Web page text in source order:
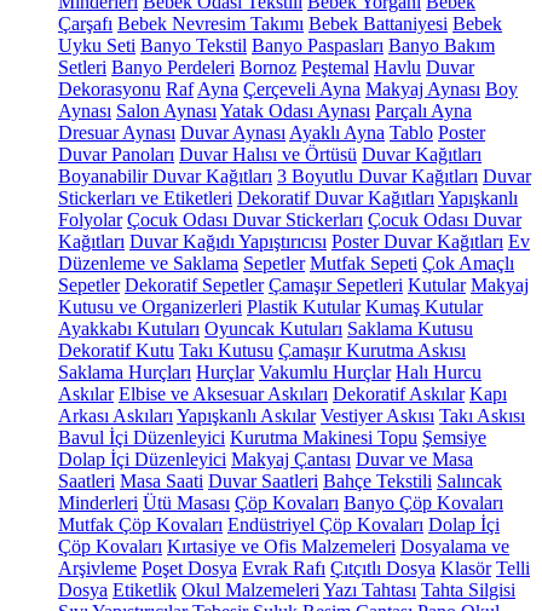
Çarşafı Bebek Nevresim Takımı Bebek Battaniyesi Bebek
Uyku Seti Banyo Tekstil Banyo Paspasları Banyo Bakım
Setleri Banyo Perdeleri Bornoz Peştemal Havlu Duvar
Dekorasyonu Raf Ayna Çerçeveli Ayna Makyaj Aynası Boy
Aynası Salon Aynası Yatak Odası Aynası Parçalı Ayna
Dresuar Aynası Duvar Aynası Ayaklı Ayna Tablo Poster
Duvar Panoları Duvar Halısı ve Örtüsü Duvar Kağıtları
Boyanabilir Duvar Kağıtları 3 Boyutlu Duvar Kağıtları Duvar
Stickerları ve Etiketleri Dekoratif Duvar Kağıtları Yapışkanlı
Folyolar Çocuk Odası Duvar Stickerları Çocuk Odası Duvar
Kağıtları Duvar Kağıdı Yapıştırıcısı Poster Duvar Kağıtları Ev
Düzenleme ve Saklama Sepetler Mutfak Sepeti Çok Amaçlı
Sepetler Dekoratif Sepetler Çamaşır Sepetleri Kutular Makyaj
Kutusu ve Organizerleri Plastik Kutular Kumaş Kutular
Ayakkabı Kutuları Oyuncak Kutuları Saklama Kutusu
Dekoratif Kutu Takı Kutusu Çamaşır Kurutma Askısı
Saklama Hurçları Hurçlar Vakumlu Hurçlar Halı Hurcu
Askılar Elbise ve Aksesuar Askıları Dekoratif Askılar Kapı
Arkası Askıları Yapışkanlı Askılar Vestiyer Askısı Takı Askısı
Bavul İçi Düzenleyici Kurutma Makinesi Topu Şemsiye
Dolap İçi Düzenleyici Makyaj Çantası Duvar ve Masa
Saatleri Masa Saati Duvar Saatleri Bahçe Tekstili Salıncak
Minderleri Ütü Masası Çöp Kovaları Banyo Çöp Kovaları
Mutfak Çöp Kovaları Endüstriyel Çöp Kovaları Dolap İçi
Çöp Kovaları Kırtasiye ve Ofis Malzemeleri Dosyalama ve
Arşivleme Poşet Dosya Evrak Rafı Çıtçıtlı Dosya Klasör Telli
Dosya Etiketlik Okul Malzemeleri Yazı Tahtası Tahta Silgisi